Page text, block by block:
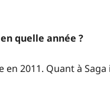
quelle année ?
en 2011. Quant à